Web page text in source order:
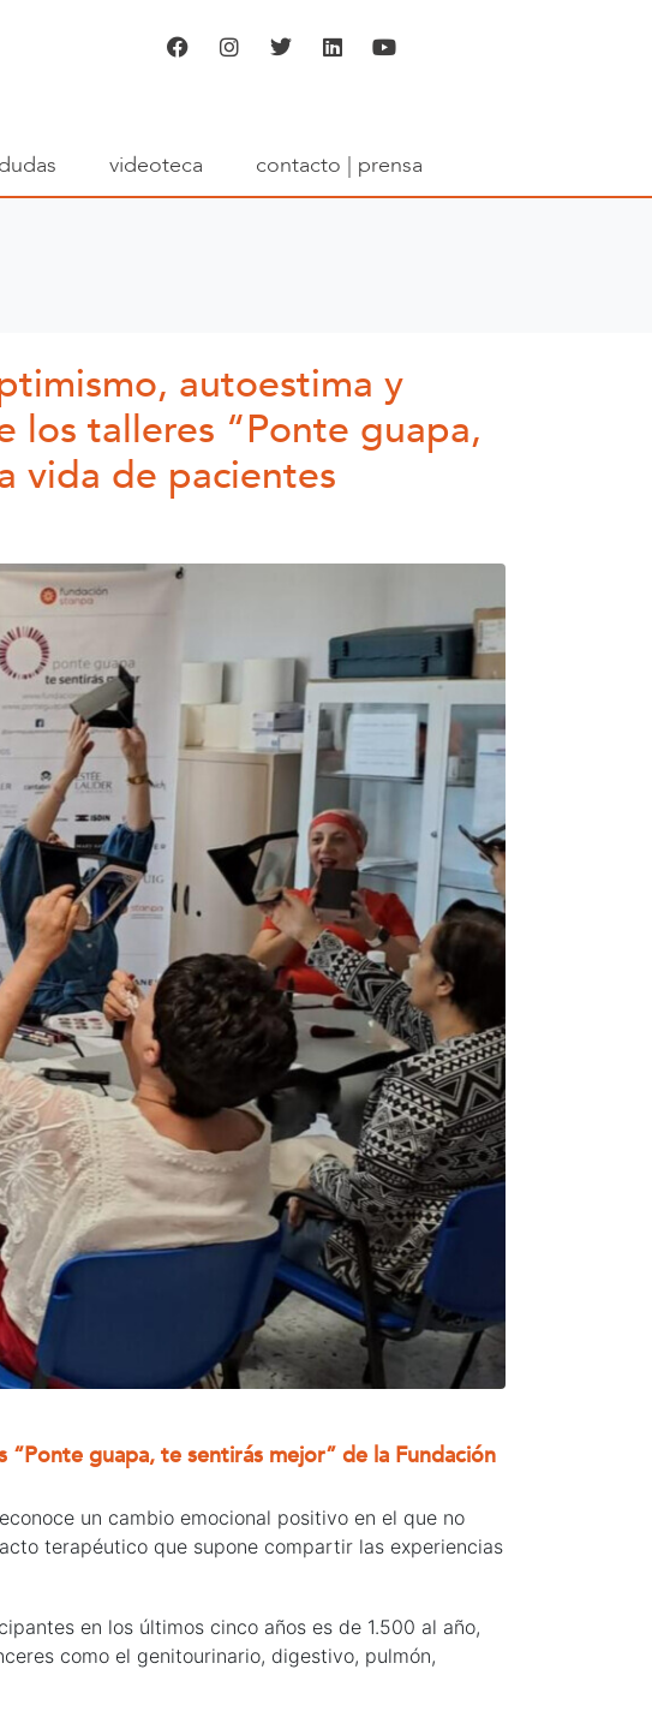
videoteca contacto | prensa
autoestima y
los talleres “Ponte guapa,
vida de pacientes
guapa, te sentirás mejor” de la Fundación
un cambio emocional positivo en el que no
terapéutico que supone compartir las experiencias
en los últimos cinco años es de 1.500 al año,
como el genitourinario, digestivo, pulmón,